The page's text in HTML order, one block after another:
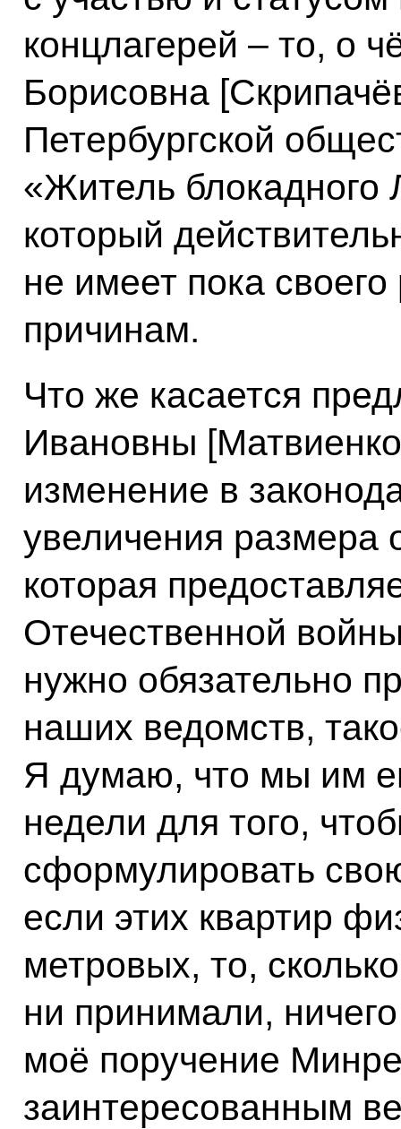
концлагерей – то, о
Борисовна
Петербургской
«Житель блокадного
который
не имеет пока
причинам.
Что же касается
Ивановны
изменение в
увеличения размера
которая
Отечественной
нужно обязательно
наших ведомств,
Я думаю, что мы им
недели для того,
сформулировать
если этих квартир
метровых, то,
ни принимали,
моё поручение
заинтересованным